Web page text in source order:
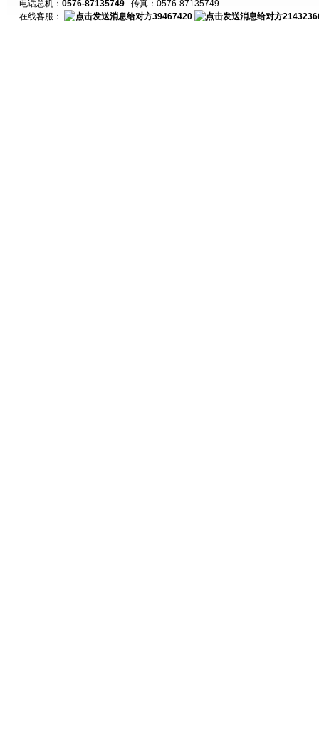
电话总机： 0576-87135749 传真：0576-87135749
在线客服：
39467420